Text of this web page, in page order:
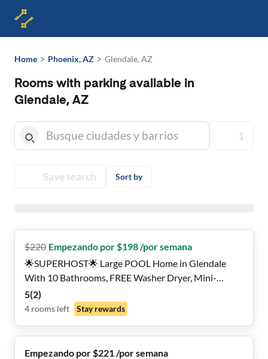
Home > Phoenix, AZ > Glendale, AZ
Rooms with parking available in
Glendale, AZ
1
Save search Sort by
$220 Empezando por $198 /por semana
🌟SUPERHOST🌟 Large POOL Home in Glendale
With 10 Bathrooms, FREE Washer Dryer, Mini-
Fridges in Each Room, Dining Nook, 2x a Month
Cleaning And Near Highways and Grocery Stores,
5(2)
4 rooms left Stay rewards
Empezando por $221 /por semana